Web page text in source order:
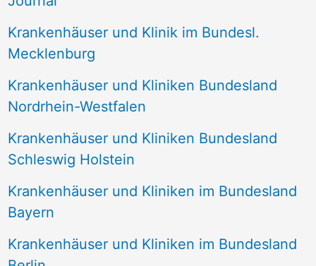
c
:
Krankenhäuser und Klinik im Bundesl.
Mecklenburg
Krankenhäuser und Kliniken Bundesland
Nordrhein-Westfalen
Krankenhäuser und Kliniken Bundesland
Schleswig Holstein
Krankenhäuser und Kliniken im Bundesland
Bayern
Krankenhäuser und Kliniken im Bundesland